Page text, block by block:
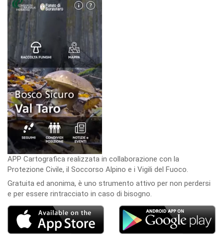
APP Cartografica realizzata in collaborazione con la
Protezione Civile, il Soccorso Alpino e i Vigili del Fuoco.
Gratuita ed anonima, è uno strumento attivo per non perdersi
e per essere rintracciato in caso di bisogno.